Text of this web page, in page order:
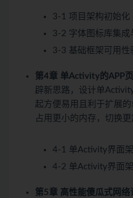
3-1 项目架构初始化
3-2 字体图标库集成
3-3 基础框架可用性
第4章 单Activity的APP
辟新思路，设计单
起方便易用且利于扩展
占用更小的内存，切换更
4-1 单Activity界面
4-2 单Activity界面
第5章 高性能傻瓜式网络